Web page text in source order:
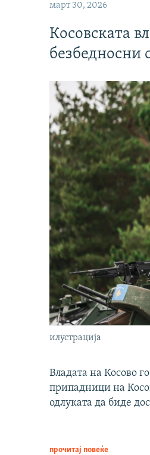
март 30, 2026
Косовската
безбедносни
илустрација
Владата на Косово
припадници на
одлуката да биде
прочитај повеќе